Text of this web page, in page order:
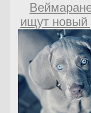
ищут новый